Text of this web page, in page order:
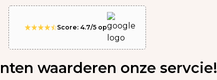
Score: 4.7/5 op
waarderen onze servcie!